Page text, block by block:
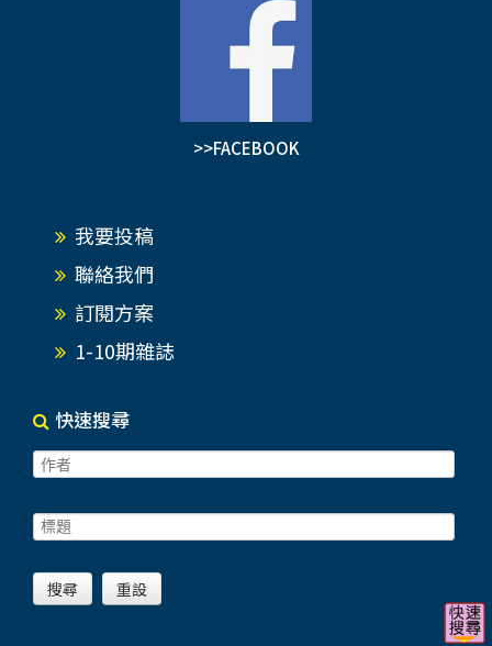
>>FACEBOOK
我要投稿
聯絡我們
訂閱方案
1-10期雜誌
快速搜尋